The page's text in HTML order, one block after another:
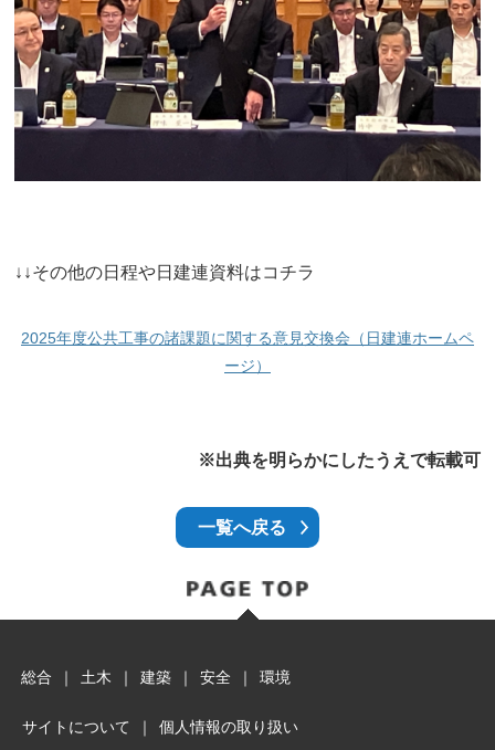
↓↓その他の日程や日建連資料はコチラ
2025年度公共工事の諸課題に関する意見交換会（日建連ホームペ
ージ）
※出典を明らかにしたうえで転載可
一覧へ戻る
総合 ｜ 土木 ｜ 建築 ｜ 安全 ｜ 環境
サイトについて ｜ 個人情報の取り扱い